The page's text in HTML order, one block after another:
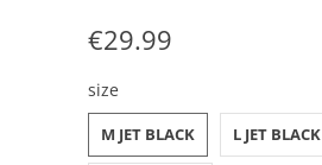
€29.99
size
M JET BLACK L JET BLACK